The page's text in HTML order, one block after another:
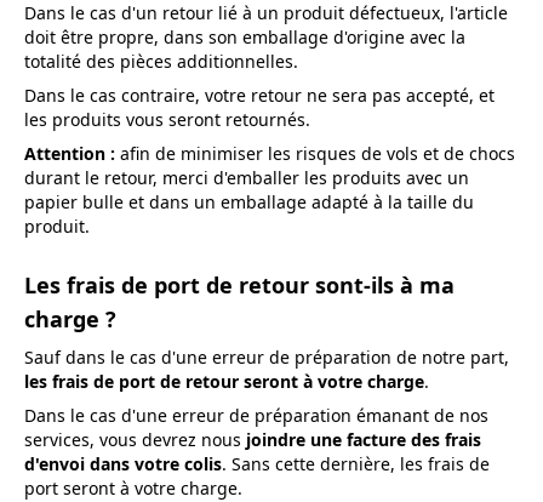
Dans le cas d'un retour lié à un produit défectueux, l'article
doit être propre, dans son emballage d'origine avec la
totalité des pièces additionnelles.
Dans le cas contraire, votre retour ne sera pas accepté, et
les produits vous seront retournés.
Attention : afin de minimiser les risques de vols et de chocs
durant le retour, merci d'emballer les produits avec un
papier bulle et dans un emballage adapté à la taille du
produit.
Les frais de port de retour sont-ils à ma
charge ?
Sauf dans le cas d'une erreur de préparation de notre part,
les frais de port de retour seront à votre charge.
Dans le cas d'une erreur de préparation émanant de nos
services, vous devrez nous joindre une facture des frais
d'envoi dans votre colis. Sans cette dernière, les frais de
port seront à votre charge.